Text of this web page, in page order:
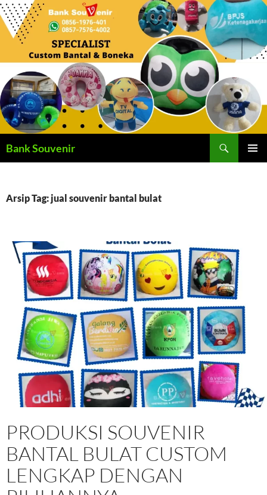
Langsung
ke
Bank Souvenir
Arsip Tag: jual souvenir bantal bulat
PRODUKSI SOUVENIR
BANTAL BULAT CUSTOM
LENGKAP DENGAN